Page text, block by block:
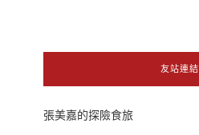
友站連結
張美嘉的探險食旅